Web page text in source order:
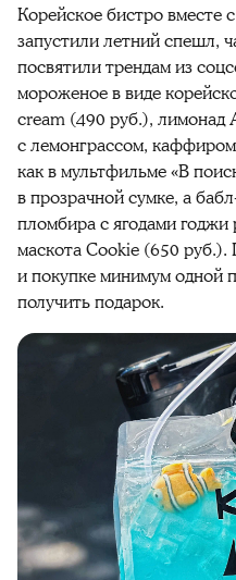
Корейское бистро вместе
запустили летний спешл,
посвятили трендам из
мороженое в виде
cream (490 руб.), лимонад
с лемонграссом,
как в мультфильме «В
в прозрачной сумке, а
пломбира с ягодами годжи
маскота Cookie (650 руб.).
и покупке минимум одной
получить подарок.